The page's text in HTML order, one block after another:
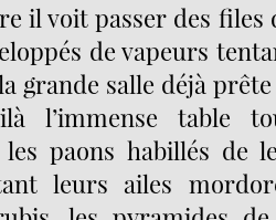
il voit passer des files
de vapeurs
grande salle déjà
l’immense table
les paons habillés de
leurs ailes